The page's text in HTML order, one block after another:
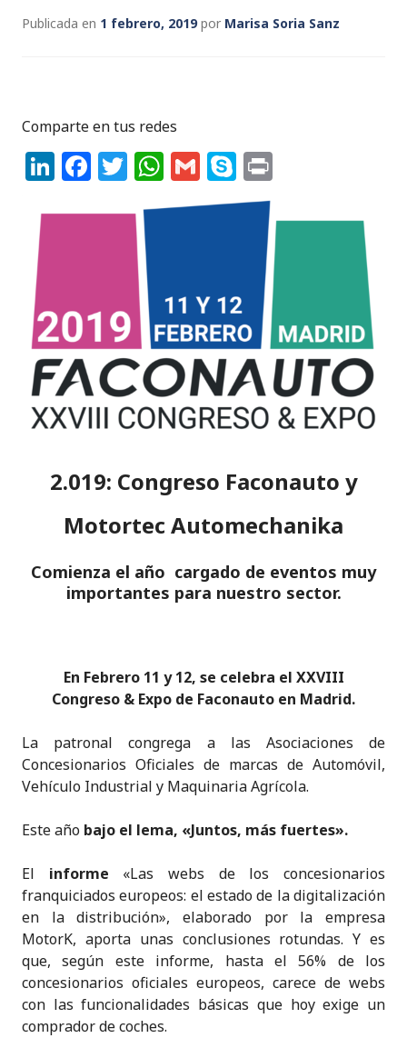
Publicada en 1 febrero, 2019por Marisa Soria Sanz
Comparte en tus redes
Li
k
n
F
c
o
o
k
T
it
te
r
W
p
p
G
m
S
k
n
t
2.019: Congreso Faconauto y
Motortec Automechanika
Comienza el año cargado de eventos muy
importantes para nuestro sector.
En Febrero 11 y 12, se celebra el XXVIII
Congreso & Expo de Faconauto en Madrid.
La patronal congrega a las Asociaciones de
Concesionarios Oficiales de marcas de Automóvil,
Vehículo Industrial y Maquinaria Agrícola.
Este año bajo el lema, «Juntos, más fuertes».
El informe «Las webs de los concesionarios
franquiciados europeos: el estado de la digitalización
en la distribución», elaborado por la empresa
MotorK, aporta unas conclusiones rotundas. Y es
que, según este informe, hasta el 56% de los
concesionarios oficiales europeos, carece de webs
con las funcionalidades básicas que hoy exige un
comprador de coches.